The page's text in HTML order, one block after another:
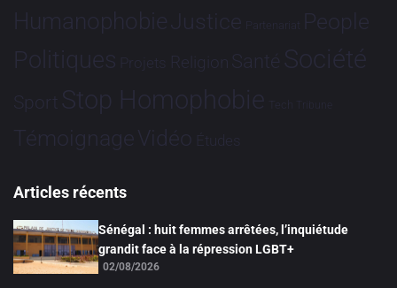
HumanophobieJustice Partenariat People
Politiques Projets Religion Santé Société
Sport Stop Homophobie Tech Tribune
TémoignageVidéo Études
Articles récents
Sénégal : huit femmes arrêtées, l’inquiétude
grandit face à la répression LGBT+
02/08/2026